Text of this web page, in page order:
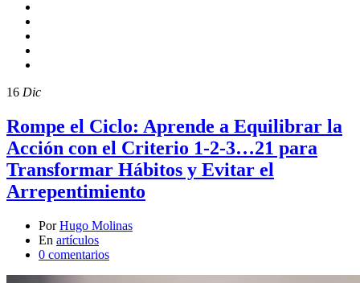
16 Dic
Rompe el Ciclo: Aprende a Equilibrar la
Acción con el Criterio 1-2-3…21 para
Transformar Hábitos y Evitar el
Arrepentimiento
Por Hugo Molinas
En artículos
0 comentarios